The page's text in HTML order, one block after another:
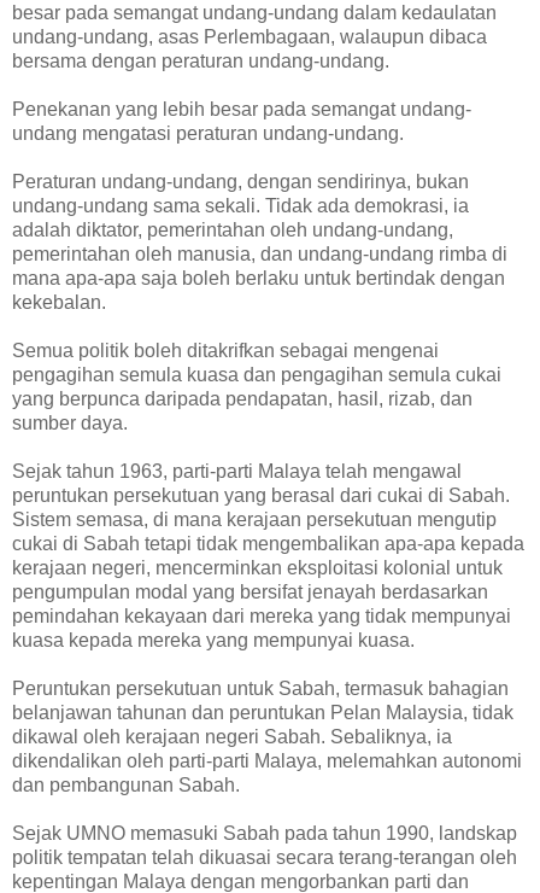
besar pada semangat undang-undang dalam kedaulatan
undang-undang, asas Perlembagaan, walaupun dibaca
bersama dengan peraturan undang-undang.
Penekanan yang lebih besar pada semangat undang-
undang mengatasi peraturan undang-undang.
Peraturan undang-undang, dengan sendirinya, bukan
undang-undang sama sekali. Tidak ada demokrasi, ia
adalah diktator, pemerintahan oleh undang-undang,
pemerintahan oleh manusia, dan undang-undang rimba di
mana apa-apa saja boleh berlaku untuk bertindak dengan
kekebalan.
Semua politik boleh ditakrifkan sebagai mengenai
pengagihan semula kuasa dan pengagihan semula cukai
yang berpunca daripada pendapatan, hasil, rizab, dan
sumber daya.
Sejak tahun 1963, parti-parti Malaya telah mengawal
peruntukan persekutuan yang berasal dari cukai di Sabah.
Sistem semasa, di mana kerajaan persekutuan mengutip
cukai di Sabah tetapi tidak mengembalikan apa-apa kepada
kerajaan negeri, mencerminkan eksploitasi kolonial untuk
pengumpulan modal yang bersifat jenayah berdasarkan
pemindahan kekayaan dari mereka yang tidak mempunyai
kuasa kepada mereka yang mempunyai kuasa.
Peruntukan persekutuan untuk Sabah, termasuk bahagian
belanjawan tahunan dan peruntukan Pelan Malaysia, tidak
dikawal oleh kerajaan negeri Sabah. Sebaliknya, ia
dikendalikan oleh parti-parti Malaya, melemahkan autonomi
dan pembangunan Sabah.
Sejak UMNO memasuki Sabah pada tahun 1990, landskap
politik tempatan telah dikuasai secara terang-terangan oleh
kepentingan Malaya dengan mengorbankan parti dan